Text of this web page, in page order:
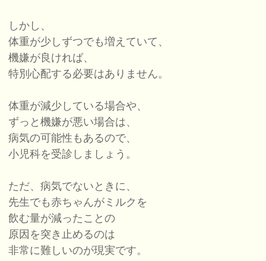
しかし、
体重が少しずつでも増えていて、
機嫌が良ければ、
特別心配する必要はありません。
体重が減少している場合や、
ずっと機嫌が悪い場合は、
病気の可能性もあるので、
小児科を受診しましょう。
ただ、病気でないときに、
先生でも赤ちゃんがミルクを
飲む量が減ったことの
原因を突き止めるのは
非常に難しいのが現実です。